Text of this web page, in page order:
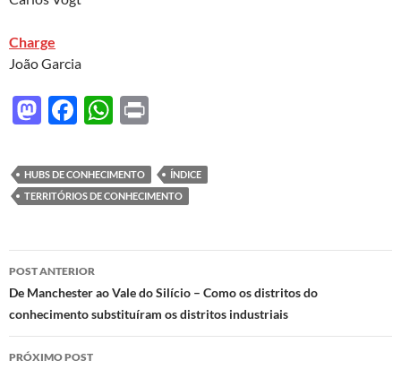
Charge
João Garcia
M
to
d
n
F
e
b
o
k
W
at
s
p
p
nt
HUBS DE CONHECIMENTO
ÍNDICE
TERRITÓRIOS DE CONHECIMENTO
Navegação
de
posts
POST ANTERIOR
De Manchester ao Vale do Silício – Como os distritos do
conhecimento substituíram os distritos industriais
PRÓXIMO POST